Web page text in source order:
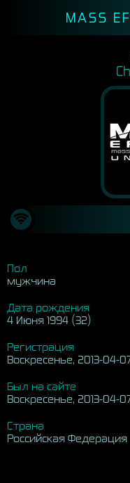
MASS
Пол
мужчина
Дата рождения
4 Июня 1994 (32)
Регистрация
Воскресенье, 2013-04-
Был на сайте
Воскресенье, 2013-04-
Страна
Российская Федерация